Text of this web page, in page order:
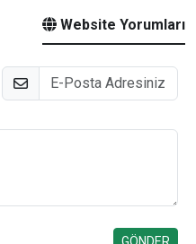
Website Yorumları
E-Posta